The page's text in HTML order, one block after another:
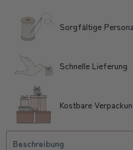
Sorgfältige
Schnelle Lieferung
Kostbare
Beschreibung